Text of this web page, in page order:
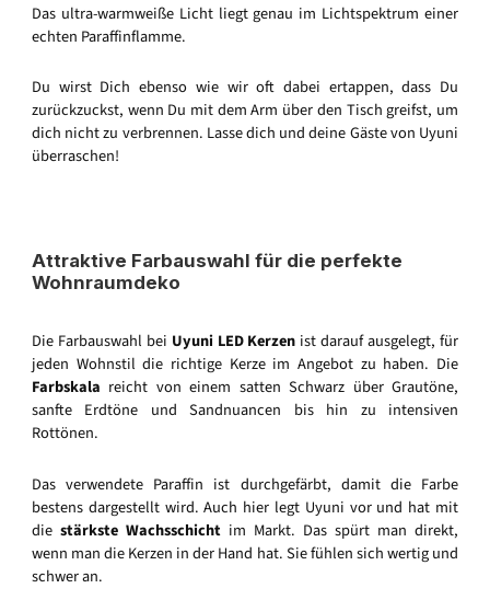
Das ultra-warmweiße Licht liegt genau im Lichtspektrum einer
echten Paraffinflamme.
Du wirst Dich ebenso wie wir oft dabei ertappen, dass Du
zurückzuckst, wenn Du mit dem Arm über den Tisch greifst, um
dich nicht zu verbrennen. Lasse dich und deine Gäste von Uyuni
überraschen!
Attraktive Farbauswahl für die perfekte
Wohnraumdeko
Die Farbauswahl bei Uyuni LED Kerzen ist darauf ausgelegt, für
jeden Wohnstil die richtige Kerze im Angebot zu haben. Die
Farbskala reicht von einem satten Schwarz über Grautöne,
sanfte Erdtöne und Sandnuancen bis hin zu intensiven
Rottönen.
Das verwendete Paraffin ist durchgefärbt, damit die Farbe
bestens dargestellt wird. Auch hier legt Uyuni vor und hat mit
die stärkste Wachsschicht im Markt. Das spürt man direkt,
wenn man die Kerzen in der Hand hat. Sie fühlen sich wertig und
schwer an.